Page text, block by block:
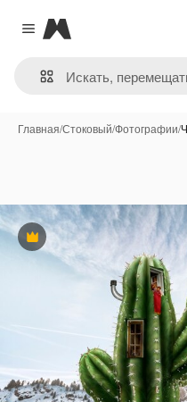
Close menu
Magnific
Главная/Стоковый/Фотографии/
Премиум